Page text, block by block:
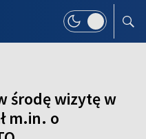
środę wizytę w
m.in. o